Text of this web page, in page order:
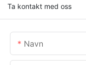
Ta kontakt med oss
Navn